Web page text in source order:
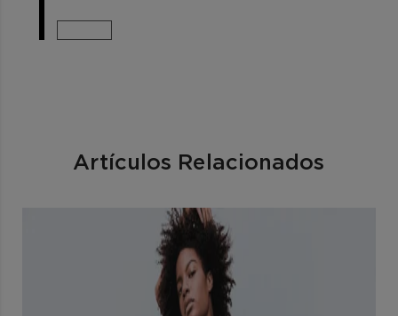
Artículos Relacionados